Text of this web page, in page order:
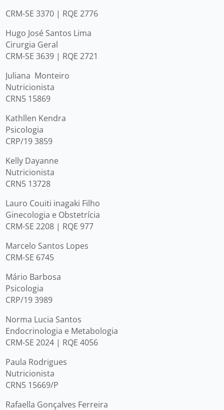
CRM-SE 3370 | RQE 2776
Hugo José Santos Lima
Cirurgia Geral
CRM-SE 3639 | RQE 2721
Juliana Monteiro
Nutricionista
CRN5 15869
Kathllen Kendra
Psicologia
CRP/19 3859
Kelly Dayanne
Nutricionista
CRN5 13728
Lauro Couiti inagaki Filho
Ginecologia e Obstetrícia
CRM-SE 2208 | RQE 977
Marcelo Santos Lopes
CRM-SE 6745
Mário Barbosa
Psicologia
CRP/19 3989
Norma Lucia Santos
Endocrinologia e Metabologia
CRM-SE 2024 | RQE 4056
Paula Rodrigues
Nutricionista
CRN5 15669/P
Rafaella Gonçalves Ferreira